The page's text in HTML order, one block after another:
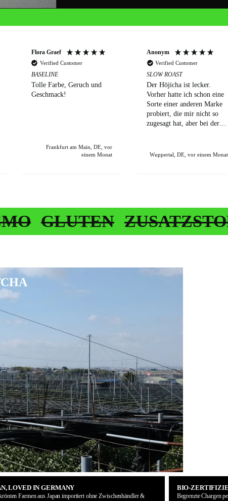
Flora Graef
Verified Customer
BASELINE
Tolle Farbe, Geruch und
Geschmack!
Frankfurt am Main, DE, vor
einem Monat
Anonym
Verified Customer
SLOW ROAST
Der Hōjicha ist lecker.
Vorher hatte ich schon eine
Sorte einer anderen Marke
probiert, die mir nicht so
zugesagt hat, aber bei der
Grundsätzlich bin ich aber
geschmeckt hat, sondern,
weil diese Tee Sorte im
Allgemeinen nicht meins
Wuppertal, DE, vor einem Monat
ZUSATZSTOFFE
LOVED IN GERMANY
Farmen aus Japan importiert ohne Zwischenhändler &
BIO-
Begrenzte Chargen